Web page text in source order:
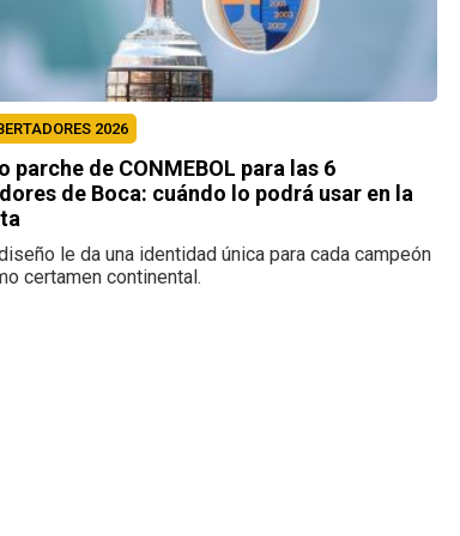
2026
parche de CONMEBOL para las 6
de Boca: cuándo lo podrá usar en la
le da una identidad única para cada campeón
certamen continental.